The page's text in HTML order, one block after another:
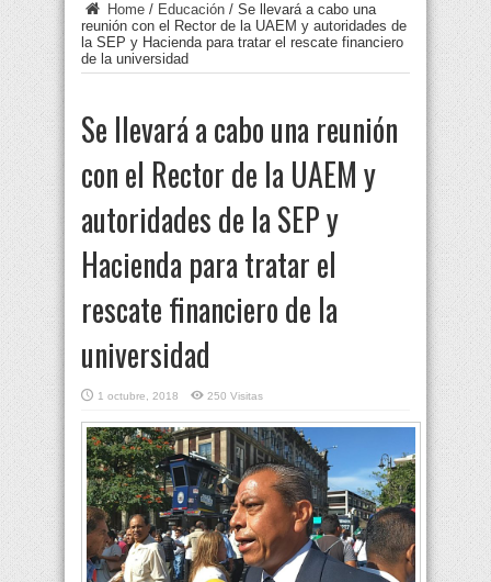
Home / Educación / Se llevará a cabo una
reunión con el Rector de la UAEM y autoridades de
la SEP y Hacienda para tratar el rescate financiero
de la universidad
Se llevará a cabo una reunión
con el Rector de la UAEM y
autoridades de la SEP y
Hacienda para tratar el
rescate financiero de la
universidad
1 octubre, 2018 250 Visitas